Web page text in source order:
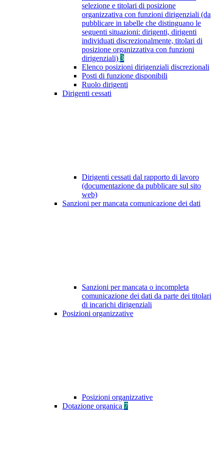
selezione e titolari di posizione
organizzativa con funzioni dirigenziali (da
pubblicare in tabelle che distinguano le
seguenti situazioni: dirigenti, dirigenti
individuati discrezionalmente, titolari di
posizione organizzativa con funzioni
dirigenziali) 3
Elenco posizioni dirigenziali discrezionali
Posti di funzione disponibili
Ruolo dirigenti
Dirigenti cessati
Dirigenti cessati dal rapporto di lavoro
(documentazione da pubblicare sul sito
web)
Sanzioni per mancata comunicazione dei dati
Sanzioni per mancata o incompleta
comunicazione dei dati da parte dei titolari
di incarichi dirigenziali
Posizioni organizzative
Posizioni organizzative
Dotazione organica 7